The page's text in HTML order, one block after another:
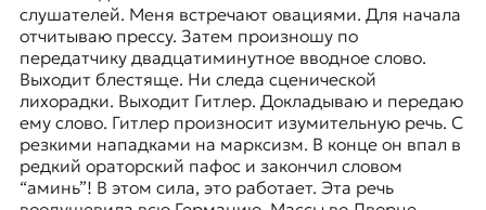
слушателей. Меня встречают овациями. Для начала
отчитываю прессу. Затем произношу по
передатчику двадцатиминутное вводное слово.
Выходит блестяще. Ни следа сценической
лихорадки. Выходит Гитлер. Докладываю и передаю
ему слово. Гитлер произносит изумительную речь. С
резкими нападками на марксизм. В конце он впал в
редкий ораторский пафос и закончил словом
“аминь”! В этом сила, это работает. Эта речь